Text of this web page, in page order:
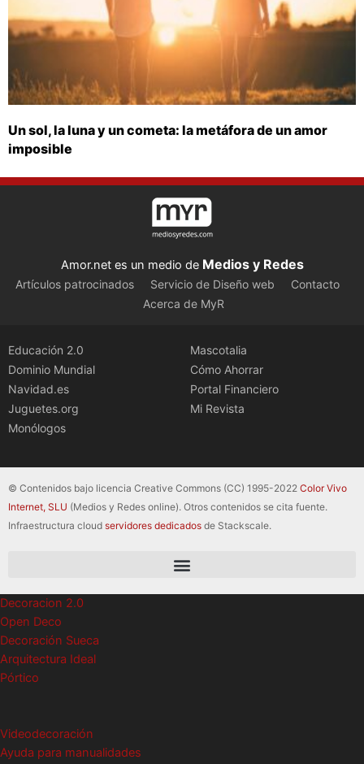
Un sol, la luna y un cometa: la metáfora de un amor
imposible
Amor.net es un medio de Medios y Redes
Artículos patrocinados Servicio de Diseño web
Contacto
Acerca de MyR
Educación 2.0
Dominio Mundial
Navidad.es
Juguetes.org
Monólogos
Mascotalia
Cómo Ahorrar
Portal Financiero
Mi Revista
© Contenidos bajo licencia Creative Commons (CC) 1995-2022 Color Vivo
Internet, SLU (Medios y Redes online). Otros contenidos se cita fuente.
Infraestructura cloud servidores dedicados de Stackscale.
Decoracion 2.0
Open Deco
Decoración Sueca
Arquitectura Ideal
Pórtico
Videodecoración
Ayuda para manualidades